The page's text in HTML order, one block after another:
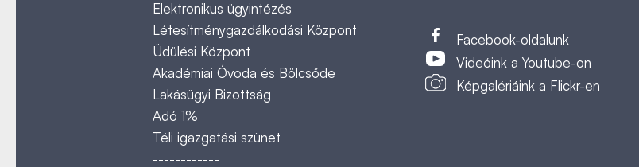
Elektronikus ügyintézés
Létesítménygazdálkodási Központ
Üdülési Központ
Akadémiai Óvoda és Bölcsőde
Lakásügyi Bizottság
Adó 1%
Téli igazgatási szünet
------------
Facebook-oldalunk
Videóink a Youtube-on
Képgalériáink a Flickr-en